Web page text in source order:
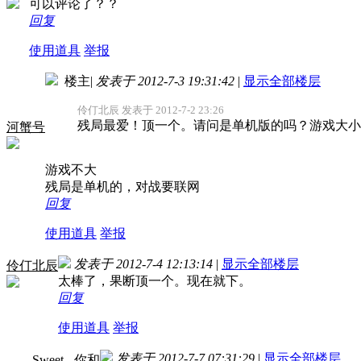
可以评论了？？
回复
使用道具 举报
河蟹号
楼主| 发表于 2012-7-3 19:31:42 | 显示全部楼层
伶仃北辰 发表于 2012-7-2 23:26
残局最爱！顶一个。请问是单机版的吗？游戏大
游戏不大
残局是单机的，对战要联网
回复
使用道具 举报
伶仃北辰 发表于 2012-7-4 12:13:14 | 显示全部楼层
太棒了，果断顶一个。现在就下。
回复
使用道具 举报
发表于 2012-7-7 07:31:29 | 显示全部楼层